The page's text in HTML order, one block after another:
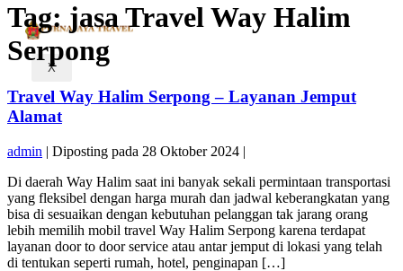
X
Tag:jasa Travel Way Halim
Serpong
Travel Way Halim Serpong – Layanan Jemput
Alamat
admin | Diposting pada 28 Oktober 2024 |
Di daerah Way Halim saat ini banyak sekali permintaan transportasi
yang fleksibel dengan harga murah dan jadwal keberangkatan yang
bisa di sesuaikan dengan kebutuhan pelanggan tak jarang orang
lebih memilih mobil travel Way Halim Serpong karena terdapat
layanan door to door service atau antar jemput di lokasi yang telah
di tentukan seperti rumah, hotel, penginapan […]